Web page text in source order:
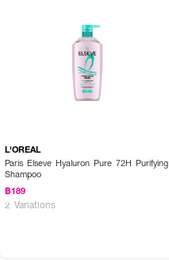
L'OREAL
Paris Elseve Hyaluron Pure 72H Purifying
Shampoo
฿189
2 Variations